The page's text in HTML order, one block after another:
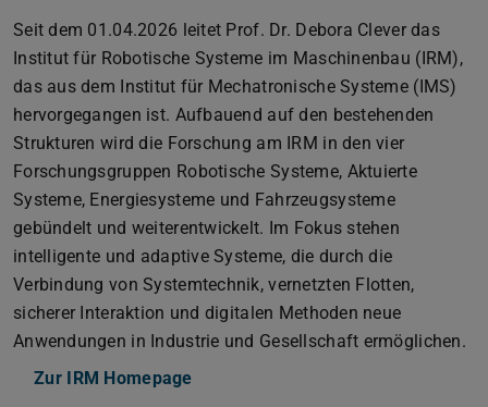
Seit dem 01.04.2026 leitet Prof. Dr. Debora Clever das
Institut für Robotische Systeme im Maschinenbau (IRM),
das aus dem Institut für Mechatronische Systeme (IMS)
hervorgegangen ist. Aufbauend auf den bestehenden
Strukturen wird die Forschung am IRM in den vier
Forschungsgruppen Robotische Systeme, Aktuierte
Systeme, Energiesysteme und Fahrzeugsysteme
gebündelt und weiterentwickelt. Im Fokus stehen
intelligente und adaptive Systeme, die durch die
Verbindung von Systemtechnik, vernetzten Flotten,
sicherer Interaktion und digitalen Methoden neue
Anwendungen in Industrie und Gesellschaft ermöglichen.
Zur IRM Homepage